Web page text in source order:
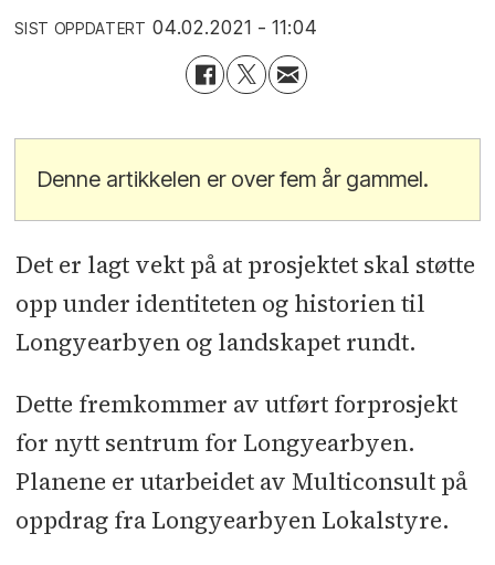
SIST OPPDATERT 04.02.2021 - 11:04
Denne artikkelen er over fem år gammel.
Det er lagt vekt på at prosjektet skal støtte
opp under identiteten og historien til
Longyearbyen og landskapet rundt.
Dette fremkommer av utført forprosjekt
for nytt sentrum for Longyearbyen.
Planene er utarbeidet av Multiconsult på
oppdrag fra Longyearbyen Lokalstyre.